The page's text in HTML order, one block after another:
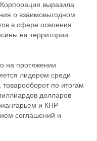
выразила
о взаимовыгодном
в сфере освоения
на территории
на протяжении
лидером среди
по итогам
долларов
и КНР
соглашений и